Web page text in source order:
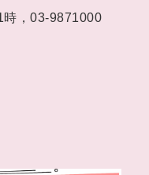
， 03-9871000